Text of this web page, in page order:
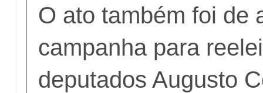
O ato também foi de
campanha para
deputados Augusto